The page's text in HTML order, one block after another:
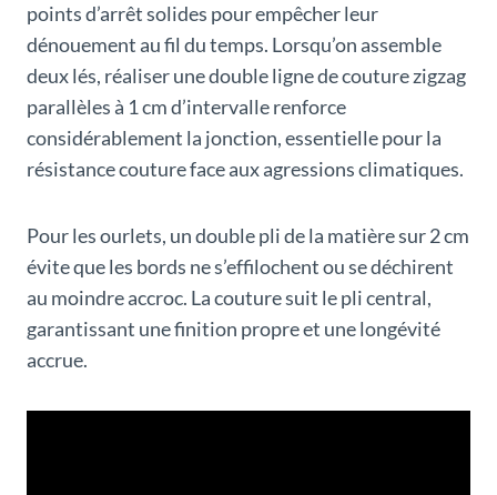
points d’arrêt solides pour empêcher leur
dénouement au fil du temps. Lorsqu’on assemble
deux lés, réaliser une double ligne de couture zigzag
parallèles à 1 cm d’intervalle renforce
considérablement la jonction, essentielle pour la
résistance couture face aux agressions climatiques.
Pour les ourlets, un double pli de la matière sur 2 cm
évite que les bords ne s’effilochent ou se déchirent
au moindre accroc. La couture suit le pli central,
garantissant une finition propre et une longévité
accrue.